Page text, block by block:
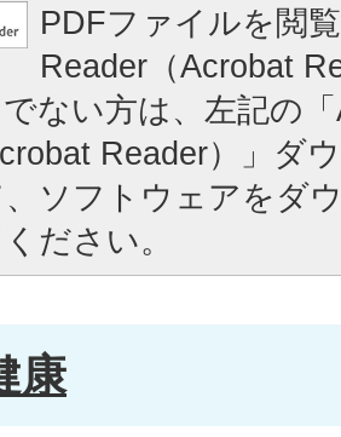
PDFファイルを閲
Reader（Acrobat
ない方は、左記の
Reader）」ダ
、ソフトウェアをダ
ださい。
康